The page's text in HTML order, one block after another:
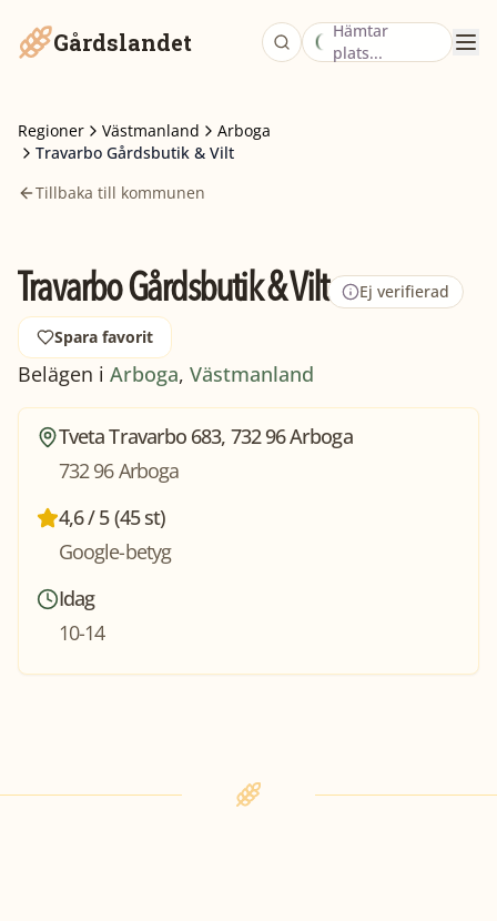
Gårdslandet
Hämtar
plats...
Regioner Västmanland
Arboga
Travarbo Gårdsbutik & Vilt
Tillbaka till kommunen
Travarbo Gårdsbutik & Vilt Ej verifierad
Spara favorit
Belägen i Arboga, Västmanland
Tveta Travarbo 683, 732 96 Arboga
732 96 Arboga
4,6 / 5 (45 st)
Google-betyg
Idag
10-14